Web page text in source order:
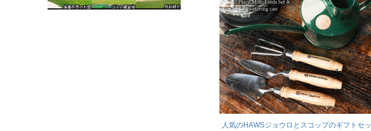
人気のHAWSジョウロとスコップのギフトセッ